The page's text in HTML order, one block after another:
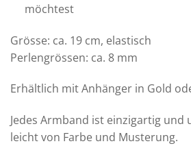
möchtest
Grösse: ca. 19 cm, elastisch
Perlengrössen: ca. 8 mm
Erhältlich mit Anhänger in Gold
Jedes Armband ist einzigartig und
leicht von Farbe und Musterung.